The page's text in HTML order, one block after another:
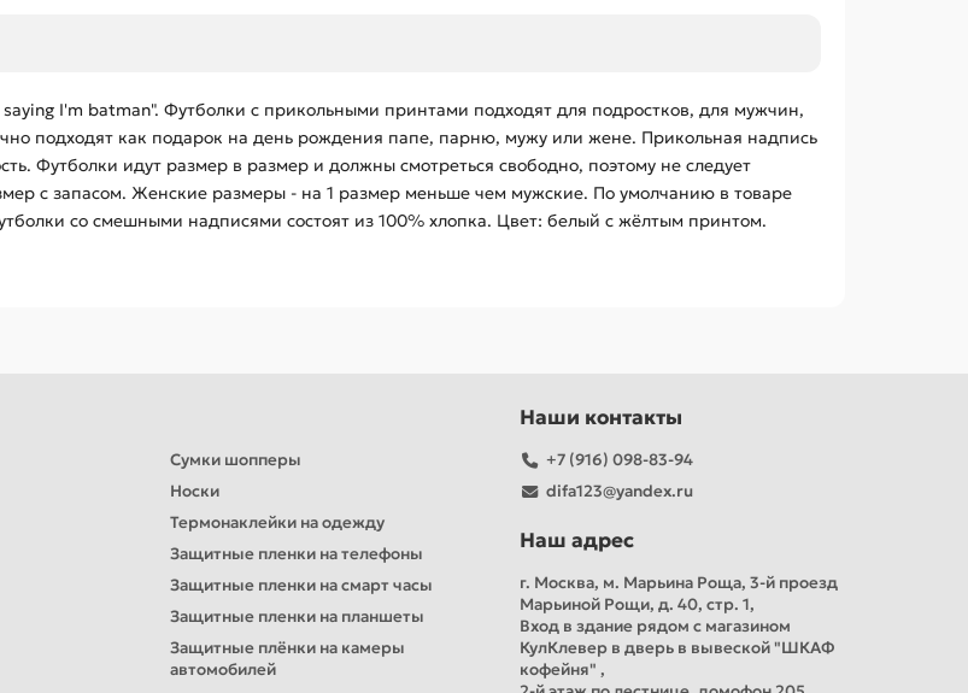
I'm batman". Футболки с прикольными принтами подходят для подростков, для мужчин,
подходят как подарок на день рождения папе, парню, мужу или жене. Прикольная надпись
Футболки идут размер в размер и должны смотреться свободно, поэтому не следует
с запасом. Женские размеры - на 1 размер меньше чем мужские. По умолчанию в товаре
со смешными надписями состоят из 100% хлопка. Цвет: белый с жёлтым принтом.
Сумки шопперы
Носки
Термонаклейки на одежду
Защитные пленки на телефоны
Защитные пленки на смарт часы
Защитные пленки на планшеты
Защитные плёнки на камеры
автомобилей
Наши контакты
+7 (916) 098-83-94
difa123@yandex.ru
Наш адрес
г. Москва, м. Марьина Роща, 3-й проезд
Марьиной Рощи, д. 40, стр. 1,
Вход в здание рядом с магазином
КулКлевер в дверь в вывеской "ШКАФ
кофейня" ,